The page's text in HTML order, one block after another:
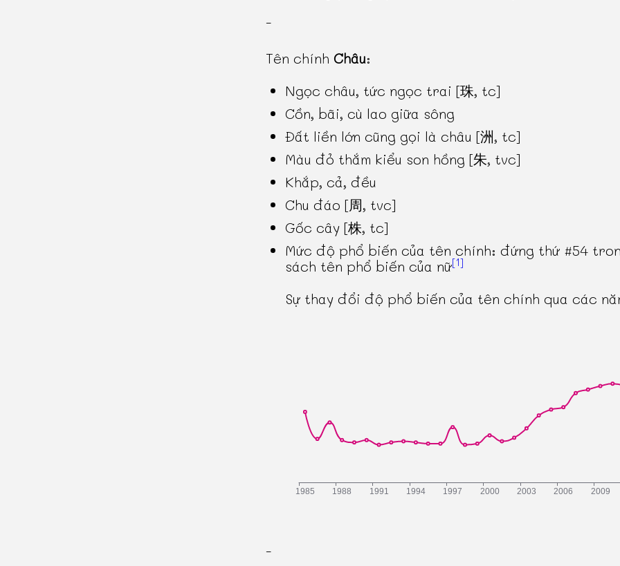
-
Tên chính Châu:
Ngọc châu, tức ngọc trai [珠, tc]
Cồn, bãi, cù lao giữa sông
Đất liền lớn cũng gọi là châu [洲, tc]
Màu đỏ thắm kiểu son hồng [朱, tvc]
Khắp, cả, đều
Chu đáo [周, tvc]
Gốc cây [株, tc]
Mức độ phổ biến của tên chính: đứng thứ #54
sách tên phổ biến của nữ[1]
Sự thay đổi độ phổ biến của tên chính qua các
-